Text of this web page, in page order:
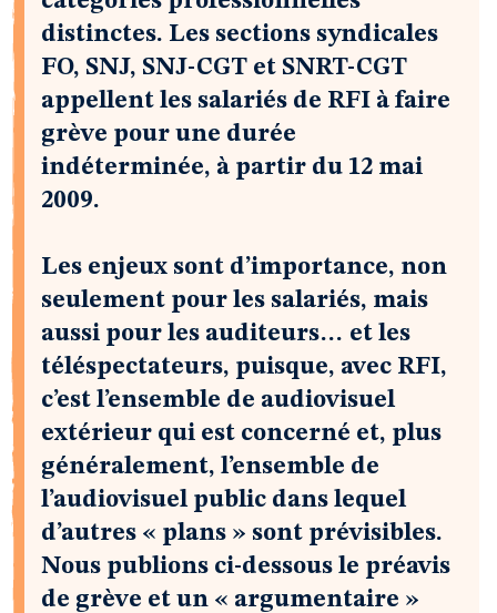
distinctes. Les sections syndicales
FO, SNJ, SNJ-CGT et SNRT-CGT
appellent les salariés de RFI à faire
grève pour une durée
indéterminée, à partir du 12 mai
2009.
Les enjeux sont d’importance, non
seulement pour les salariés, mais
aussi pour les auditeurs… et les
téléspectateurs, puisque, avec RFI,
c’est l’ensemble de audiovisuel
extérieur qui est concerné et, plus
généralement, l’ensemble de
l’audiovisuel public dans lequel
d’autres « plans » sont prévisibles.
Nous publions ci-dessous le préavis
de grève et un « argumentaire »